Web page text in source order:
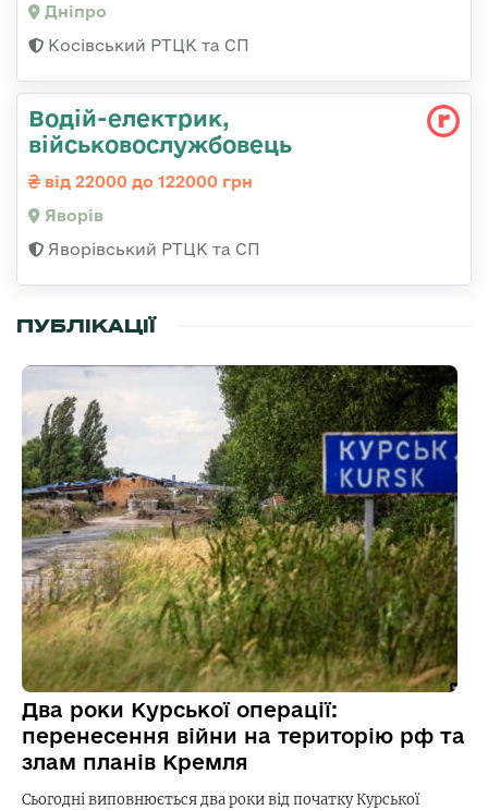
Дніпро
Косівський РТЦК та СП
Водій-електрик,
військовослужбовець
від 22000 до 122000 грн
Яворів
Яворівський РТЦК та СП
ПУБЛІКАЦІЇ
Два роки Курської операції:
перенесення війни на територію рф та
злам планів Кремля
Сьогодні виповнюється два роки від початку Курської